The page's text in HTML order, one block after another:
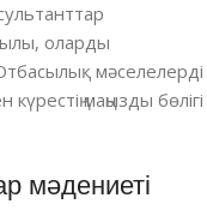
оларды
мәселелерді
маңызды бөлігі
мәдениеті